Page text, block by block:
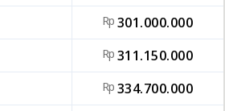
Rp 301.000.000
Rp 311.150.000
Rp 334.700.000